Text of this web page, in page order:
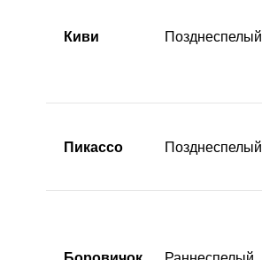
Киви Позднеспелый
Пикассо Позднеспелый